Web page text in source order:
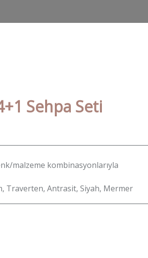
Sehpa Seti
malzeme kombinasyonlarıyla
Traverten, Antrasit, Siyah, Mermer